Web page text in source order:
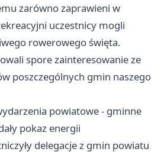
zarówno zaprawieni w
uczestnicy mogli
rowerowego święta.
spore zainteresowanie ze
poszczególnych gmin naszego
powiatowe - gminne
pokaz energii
delegacje z gmin powiatu